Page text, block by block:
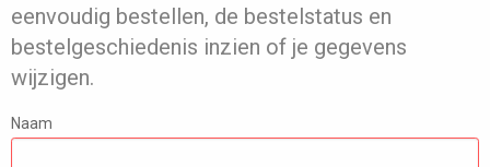
eenvoudig bestellen, de bestelstatus en
bestelgeschiedenis inzien of je gegevens
wijzigen.
Naam